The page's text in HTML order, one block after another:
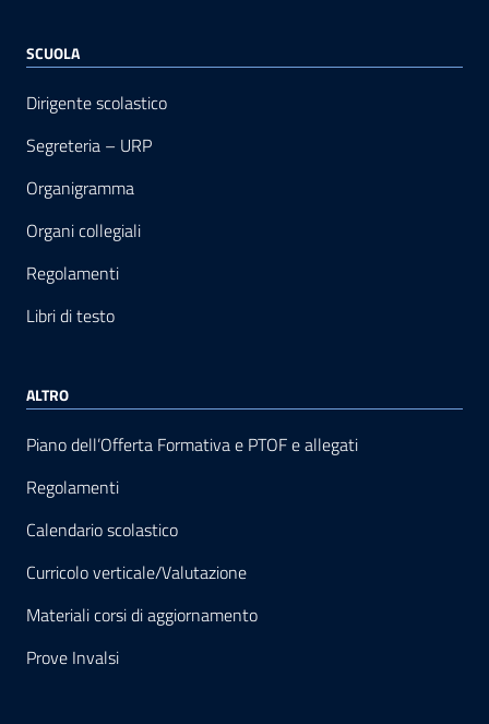
SCUOLA
Dirigente scolastico
Segreteria – URP
Organigramma
Organi collegiali
Regolamenti
Libri di testo
ALTRO
Piano dell’Offerta Formativa e PTOF e allegati
Regolamenti
Calendario scolastico
Curricolo verticale/Valutazione
Materiali corsi di aggiornamento
Prove Invalsi